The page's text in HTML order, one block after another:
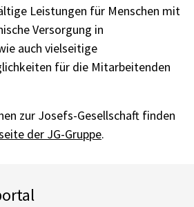
Leistungen für Menschen mit
Versorgung in
auch vielseitige
für die Mitarbeitenden
zur Josefs-Gesellschaft finden
der JG-Gruppe.